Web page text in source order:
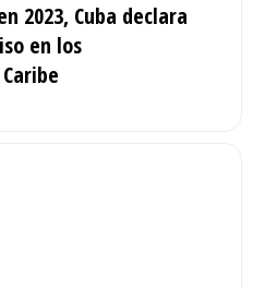
2023, Cuba declara
en los